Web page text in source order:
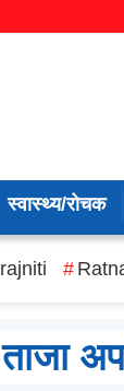
स्वास्थ्य/रोचक
rajniti
ताजा